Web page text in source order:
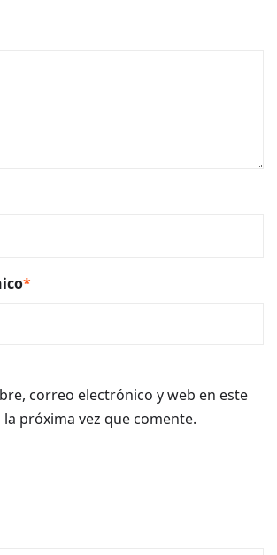
*
correo electrónico y web en este
próxima vez que comente.